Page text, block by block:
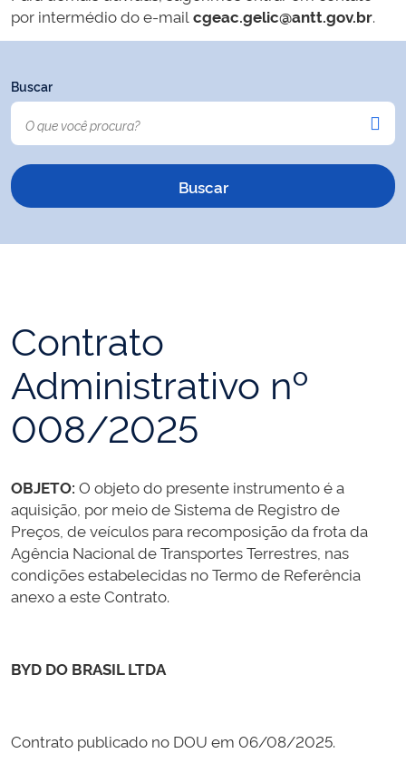
por intermédio do e-mail cgeac.gelic@antt.gov.br.
Buscar
Contrato
Administrativo nº
008/2025
OBJETO: O objeto do presente instrumento é a
aquisição, por meio de Sistema de Registro de
Preços, de veículos para recomposição da frota da
Agência Nacional de Transportes Terrestres, nas
condições estabelecidas no Termo de Referência
anexo a este Contrato.
BYD DO BRASIL LTDA
Contrato publicado no DOU em 06/08/2025.